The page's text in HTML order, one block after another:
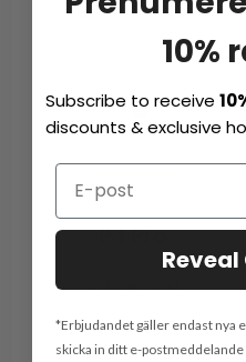
NYHET
P3 Pro
Linjär rakapparat
€ 199.99
10%
Subscribe to receive
discounts & exclusive
*Erbjudandet gäller endast nya
skicka in ditt e-